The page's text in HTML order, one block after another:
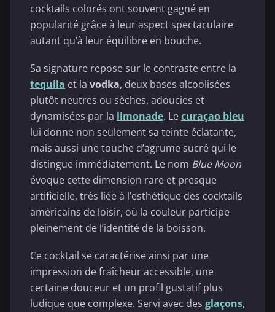
cocktails colorés ont souvent gagné en
popularité grâce à leur aspect spectaculaire
autant qu’à leur équilibre en bouche.
Sa signature repose sur le contraste entre la
tequila et la vodka, deux bases alcoolisées
plutôt neutres ou sèches, adoucies et
dynamisées par la limonade. Lecuraçao bleu
lui donne non seulement sa teinte éclatante,
mais aussi une touche d’agrume sucré qui le
distingue immédiatement. Le nom Blue Moon
évoque cette dimension rare et presque
artificielle, très liée à l’esthétique des cocktails
américains de loisir, où la couleur participe
pleinement de l’identité de la boisson.
Ce cocktail se caractérise ainsi par une
impression de fraîcheur accessible, une
certaine douceur et un profil gustatif plus
ludique que complexe. Servi avec des glaçons,